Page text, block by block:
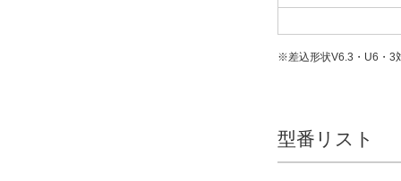
※差込形状V6.3・U6・3
型番リスト